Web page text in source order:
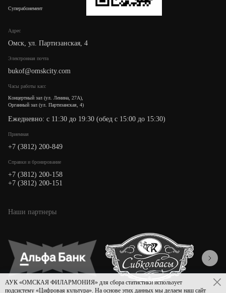
Адрес
Омск, ул. Партизанская, 4
Электронная почта
bukof@omskcity.com
Часы работы касс
Концертный зал (ул. Ленина, 27А),
Органный зал (ул. Партизанская, 4)
Ежедневно: с 11:30 до 19:30 (обед с 15:00 до 15:30)
Приемная
+7 (3812) 200-849
Cправки и бронирование
+7 (3812) 200-158
+7 (3812) 200-151
Суперабонемент
Наши партнеры
АУК «ОМСКАЯ ФИЛАРМОНИЯ» для сбора статистики использует
подсистему «Цифровая культура». На основе этих данных мы делаем наш сайт